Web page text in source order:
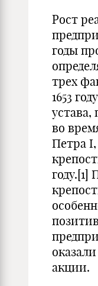
Рост
годы
трех
1653
устава,
во
Петра
году.[1]
акции.